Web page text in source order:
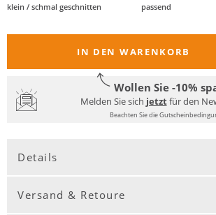
klein / schmal geschnitten passend
IN DEN WARENKORB
Wollen Sie -10%
Melden Sie sich jetztfür den
Beachten Sie die
Details
Versand & Retoure